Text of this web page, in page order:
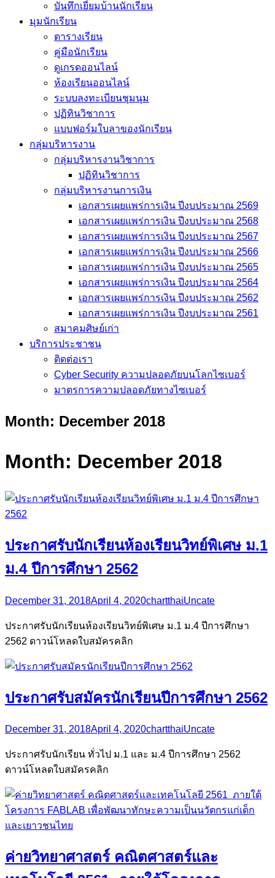
บันทึกเยี่่ยมบ้านนักเรียน
มุมนักเรียน
ตารางเรียน
คู่มือนักเรียน
ดูเกรดออนไลน์
ห้องเรียนออนไลน์
ระบบลงทะเบียนชุมนุม
ปฏิทินวิชาการ
แบบฟอร์มใบลาของนักเรียน
กลุ่มบริหารงาน
กลุ่มบริหารงานวิชาการ
ปฏิทินวิชาการ
กลุ่มบริหารงานการเงิน
เอกสารเผยแพร่การเงิน ปีงบประมาณ 2569
เอกสารเผยแพร่การเงิน ปีงบประมาณ 2568
เอกสารเผยแพร่การเงิน ปีงบประมาณ 2567
เอกสารเผยแพร่การเงิน ปีงบประมาณ 2566
เอกสารเผยแพร่การเงิน ปีงบประมาณ 2565
เอกสารเผยแพร่การเงิน ปีงบประมาณ 2564
เอกสารเผยแพร่การเงิน ปีงบประมาณ 2562
เอกสารเผยแพร่การเงิน ปีงบประมาณ 2561
สมาคมศิษย์เก่า
บริการประชาชน
ติดต่อเรา
Cyber Security ความปลอดภัยบนโลกไซเบอร์
มาตรการความปลอดภัยทางไซเบอร์
Month: December 2018
Month: December 2018
ประกาศรับนักเรียนห้องเรียนวิทย์พิเศษ ม.1
ม.4 ปีการศึกษา 2562
December 31, 2018April 4, 2020chartthaiUncate
ประกาศรับนักเรียนห้องเรียนวิทย์พิเศษ ม.1 ม.4 ปีการศึกษา
2562 ดาวน์โหลดใบสมัครคลิก
ประกาศรับสมัครนักเรียนปีการศึกษา 2562
December 31, 2018April 4, 2020chartthaiUncate
ประกาศรับนักเรียน ทั่วไป ม.1 และ ม.4 ปีการศึกษา 2562
ดาวน์โหลดใบสมัครคลิก
ค่ายวิทยาศาสตร์ คณิตศาสตร์และ